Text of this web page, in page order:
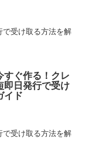
で受け取る方法を解
すぐ作る！クレ
即日発行で受け
イド
で受け取る方法を解